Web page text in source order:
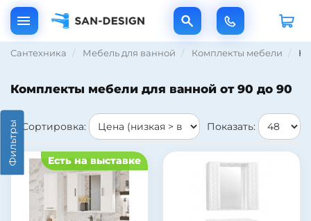
Сантехника Мебель для ванной Комплекты мебели
Комплекты мебели для ванной от 90 до 90
Показать:
Сортировка:
Есть на выставке
Фильтры